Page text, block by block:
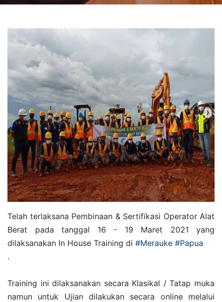
Telah terlaksana Pembinaan & Sertifikasi Operator Alat
Berat pada tanggal 16 - 19 Maret 2021 yang
dilaksanakan In House Training di #Merauke #Papua
.
Training ini dilaksanakan secara Klasikal / Tatap muka
namun untuk Ujian dilakukan secara online melalui